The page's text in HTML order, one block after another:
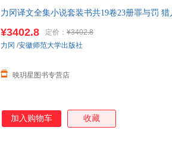
力冈译文全集小说套装书共19卷23册罪与罚
¥3402.8 定价： ¥3402.8
映玥星图书专营店
力冈 /安徽师范大学出版社
加入购物车 收藏